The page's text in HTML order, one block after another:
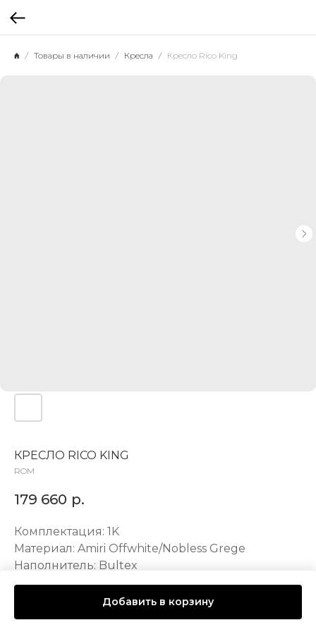
Товары в наличии Кресла Кресло Rico King
КРЕСЛО RICO KING
ROM
179 660 р.
Добавить в корзину
Комплектация: 1K
Материал: Amiri Offwhite/Nobless Grege
Наполнитель: Bultex
LxWxH: 84x89x97 mm